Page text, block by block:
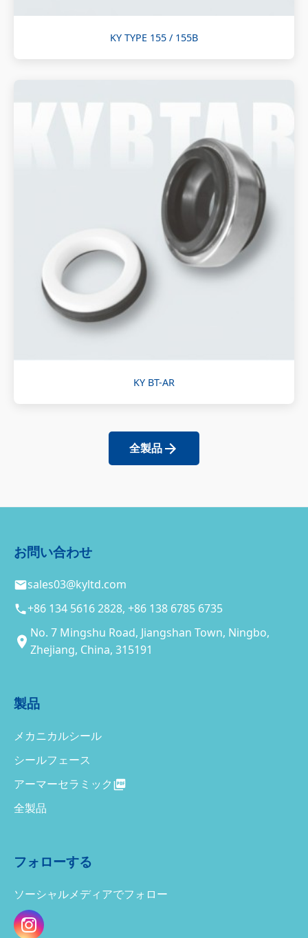
KY TYPE 155 / 155B
KY BT-AR
全製品
お問い合わせ
sales03@kyltd.com
+86 134 5616 2828, +86 138 6785 6735
No. 7 Mingshu Road, Jiangshan Town, Ningbo,
Zhejiang, China, 315191
製品
メカニカルシール
シールフェース
アーマーセラミック
全製品
フォローする
ソーシャルメディアでフォロー